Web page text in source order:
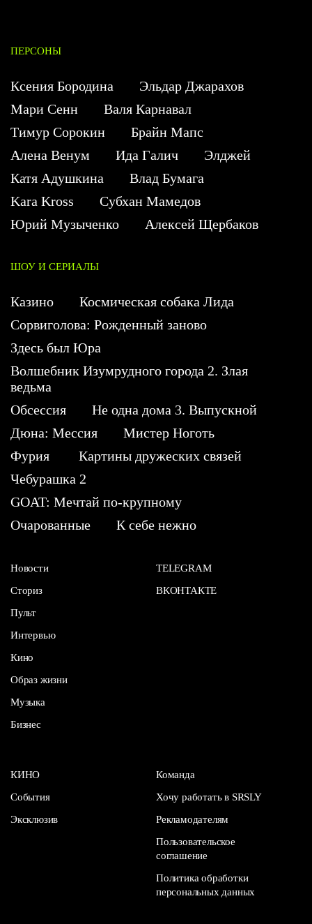
ПЕРСОНЫ
Ксения Бородина
Эльдар Джарахов
Мари Сенн
Валя Карнавал
Тимур Сорокин
Брайн Мапс
Алена Венум
Ида Галич
Элджей
Катя Адушкина
Влад Бумага
Kara Kross
Субхан Мамедов
Юрий Музыченко
Алексей Щербаков
ШОУ И СЕРИАЛЫ
Казино
Космическая собака Лида
Сорвиголова: Рожденный заново
Здесь был Юра
Волшебник Изумрудного города 2. Злая
ведьма
Обсессия
Не одна дома 3. Выпускной
Дюна: Мессия
Мистер Ноготь
Фурия
Картины дружеских связей
Чебурашка 2
GOAT: Мечтай по-крупному
Очарованные
К себе нежно
Новости
Сториз
Пульт
Интервью
Кино
Образ жизни
Музыка
Бизнес
TELEGRAM
ВКОНТАКТЕ
КИНО
События
Эксклюзив
Команда
Хочу работать в SRSLY
Рекламодателям
Пользовательское
соглашение
Политика обработки
персональных данных